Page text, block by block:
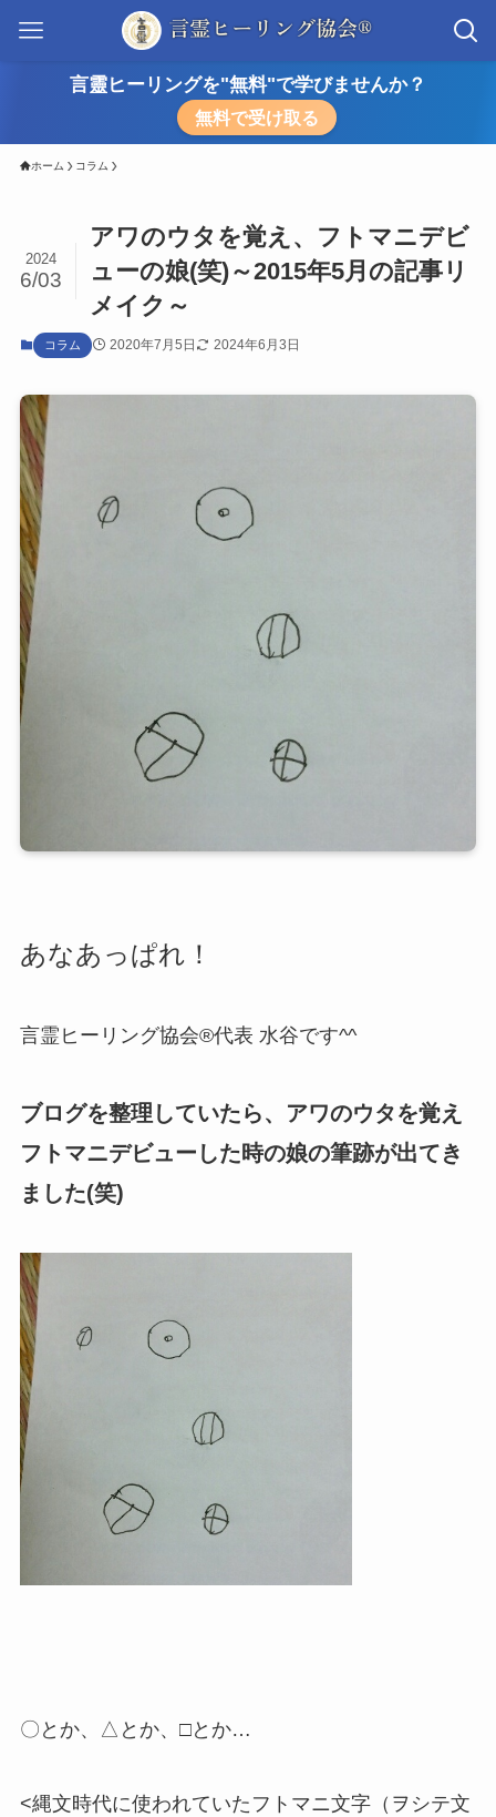
言靈ヒーリングを"無料"で学びませんか？
無料で受け取る
ホーム コラム
アワのウタを覚え、フトマニデビ
ューの娘(笑)～2015年5月の記事リ
メイク～
2024
6/03
コラム 2020年7月5日 2024年6月3日
あなあっぱれ！
言霊ヒーリング協会®代表 水谷です^^
ブログを整理していたら、アワのウタを覚え
フトマニデビューした時の娘の筆跡が出てき
ました(笑)
〇とか、△とか、□とか…
<縄文時代に使われていたフトマニ文字（ヲシテ文